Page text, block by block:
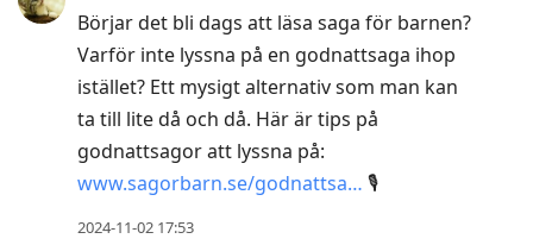
Börjar det bli dags att läsa saga för barnen?
Varför inte lyssna på en godnattsaga ihop
istället? Ett mysigt alternativ som man kan
ta till lite då och då. Här är tips på
godnattsagor att lyssna på:
www.sagorbarn.se/godnattsa… 🎙️
2024-11-02 17:53